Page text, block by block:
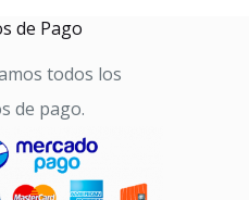
de Pago
todos los
de pago.